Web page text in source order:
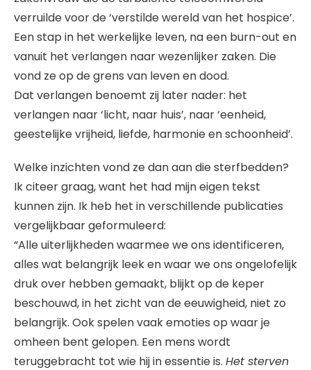
verruilde voor de ‘verstilde wereld van het hospice’.
Een stap in het werkelijke leven, na een burn-out en
vanuit het verlangen naar wezenlijker zaken. Die
vond ze op de grens van leven en dood.
Dat verlangen benoemt zij later nader: het
verlangen naar ‘licht, naar huis’, naar ‘eenheid,
geestelijke vrijheid, liefde, harmonie en schoonheid’.
Welke inzichten vond ze dan aan die sterfbedden?
Ik citeer graag, want het had mijn eigen tekst
kunnen zijn. Ik heb het in verschillende publicaties
vergelijkbaar geformuleerd:
“Alle uiterlijkheden waarmee we ons identificeren,
alles wat belangrijk leek en waar we ons ongelofelijk
druk over hebben gemaakt, blijkt op de keper
beschouwd, in het zicht van de eeuwigheid, niet zo
belangrijk. Ook spelen vaak emoties op waar je
omheen bent gelopen. Een mens wordt
teruggebracht tot wie hij in essentie is. Het sterven